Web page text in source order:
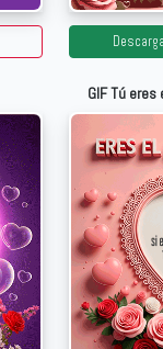
GIF Tú